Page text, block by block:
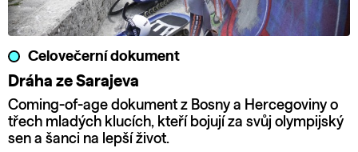
Celovečerní dokument
Dráha ze Sarajeva
Coming-of-age dokument z Bosny a Hercegoviny o
třech mladých klucích, kteří bojují za svůj olympijský
sen a šanci na lepší život.